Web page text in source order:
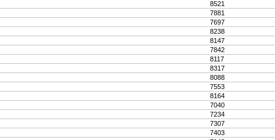
8521
7881
7697
8238
8147
7842
8117
8317
8088
7553
8164
7040
7234
7307
7403